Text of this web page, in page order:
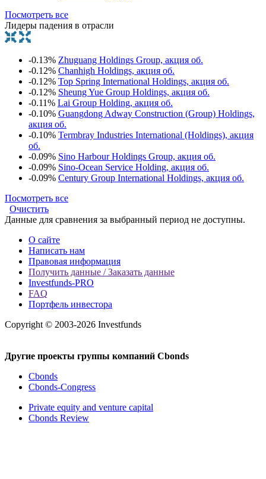
Посмотреть все
Лидеры падения в отрасли
-0.13% Zhuguang Holdings Group, акция об.
-0.12% Chanhigh Holdings, акция об.
-0.12% Top Spring International Holdings, акция об.
-0.12% Sheung Yue Group Holdings, акция об.
-0.11% Lai Group Holding, акция об.
-0.10% Guangdong Adway Construction (Group) Holdings,
акция об.
-0.10% Termbray Industries International (Holdings), акция
об.
-0.09% Sino Harbour Holdings Group, акция об.
-0.09% Sino-Ocean Service Holding, акция об.
-0.09% Century Group International Holdings, акция об.
Посмотреть все
Очистить
Данные для сравнения за выбранный период не доступны.
О сайте
Написать нам
Правовая информация
Получить данные / Заказать данные
Investfunds-PRO
FAQ
Портфель инвестора
Copyright © 2003-2026 Investfunds
Другие проекты группы компаний Cbonds
Cbonds
Cbonds-Congress
Private equity and venture capital
Cbonds Review